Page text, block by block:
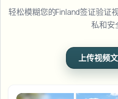
查看所有示例
轻松模糊您的Finland签证验证
私和安
上传视频